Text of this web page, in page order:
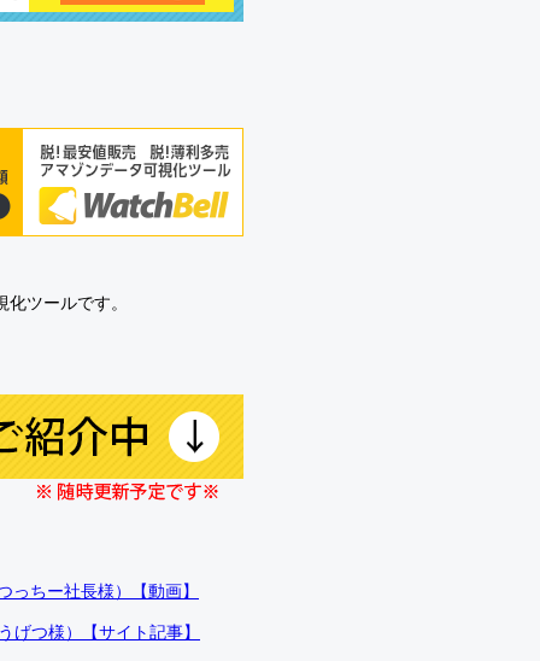
ツールです。
ちー社長様）【動画】
げつ様）【サイト記事】